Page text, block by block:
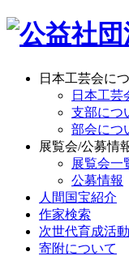
日本工芸会に
日本工芸
支部につ
部会につ
展覧会/公募情
展覧会一
公募情報
人間国宝紹介
作家検索
次世代育成活動
寄附について